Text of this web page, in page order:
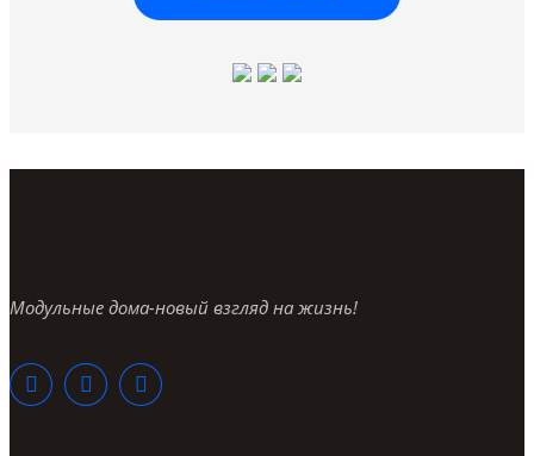
Модульные дома-новый взгляд на жизнь!